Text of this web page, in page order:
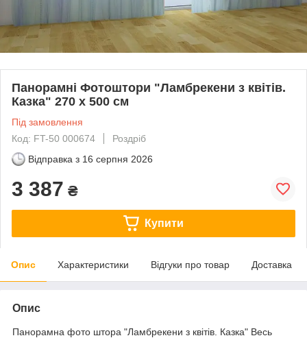
Панорамні Фотоштори "Ламбрекени з квітів.
Казка" 270 х 500 см
Під замовлення
Код: FT-50 000674
Роздріб
Відправка з 16 серпня 2026
3 387 ₴
Купити
Опис Характеристики Відгуки про товар Доставка
Опис
Панорамна фото штора "Ламбрекени з квітів. Казка" Весь